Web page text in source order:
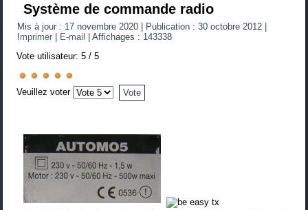
Système de commande radio
Mis à jour : 17 novembre 2020 Publication : 30 octobre 2012
Imprimer
E-mail |Affichages : 143338
Vote utilisateur:5 /5
Veuillez voter